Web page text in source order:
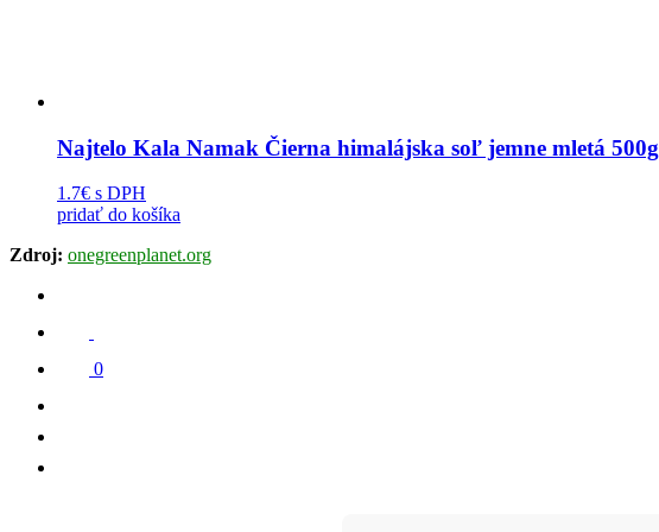
Najtelo Kala Namak Čierna himalájska soľ jemne mletá 500g
1.7€ s DPH
pridať do košíka
Zdroj: onegreenplanet.org
0